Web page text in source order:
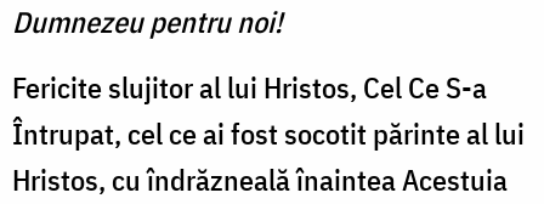
Dumnezeu pentru noi!
Fericite slujitor al lui Hristos, Cel Ce S-a
Întru­pat, cel ce ai fost socotit părinte al lui
Hristos, cu îndrăzneală înaintea Acestuia